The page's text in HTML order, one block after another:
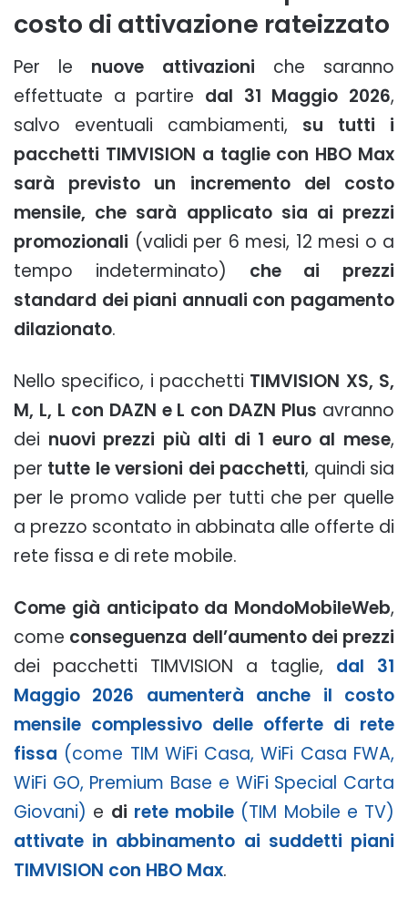
costo di attivazione rateizzato
Per le nuove attivazioni che saranno
effettuate a partire dal 31 Maggio 2026,
salvo eventuali cambiamenti, su tutti i
pacchetti TIMVISION a taglie con HBO Max
sarà previsto un incremento del costo
mensile, che sarà applicato sia ai prezzi
promozionali (validi per 6 mesi, 12 mesi o a
tempo indeterminato) che ai prezzi
standard dei piani annuali con pagamento
dilazionato.
Nello specifico, i pacchetti TIMVISION XS, S,
M, L, L con DAZN e L con DAZN Plus avranno
dei nuovi prezzi più alti di 1 euro al mese,
per tutte le versioni dei pacchetti, quindi sia
per le promo valide per tutti che per quelle
a prezzo scontato in abbinata alle offerte di
rete fissa e di rete mobile.
Come già anticipato da MondoMobileWeb,
come conseguenza dell’aumento dei prezzi
dei pacchetti TIMVISION a taglie, dal 31
Maggio 2026 aumenterà anche il costo
mensile complessivo delle offerte di rete
fissa (come TIM WiFi Casa, WiFi Casa FWA,
WiFi GO, Premium Base e WiFi Special Carta
Giovani) e di rete mobile (TIM Mobile e TV)
attivate in abbinamento ai suddetti piani
TIMVISION con HBO Max.